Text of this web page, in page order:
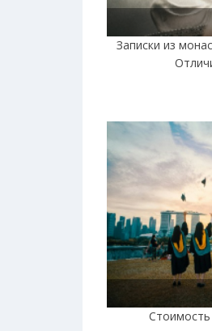
Записки из